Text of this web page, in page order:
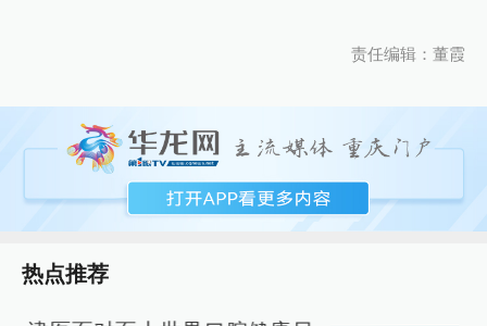
责任编辑：董霞
热点推荐